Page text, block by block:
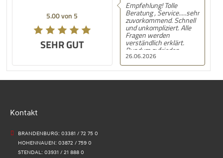
5.00 von 5
SEHR GUT
26.06.2026
Empfehlung! Tolle
Beratung , Service.....sehr
zuvorkommend. Schnell
und unkompliziert. Alle
Fragen werden
verständlich erklärt.
Rundum zufrieden.
Kontakt
BRANDENBURG: 03381 / 72 75 0
HOHENNAUEN: 03872 / 759 0
STENDAL: 03931 / 21 888 0